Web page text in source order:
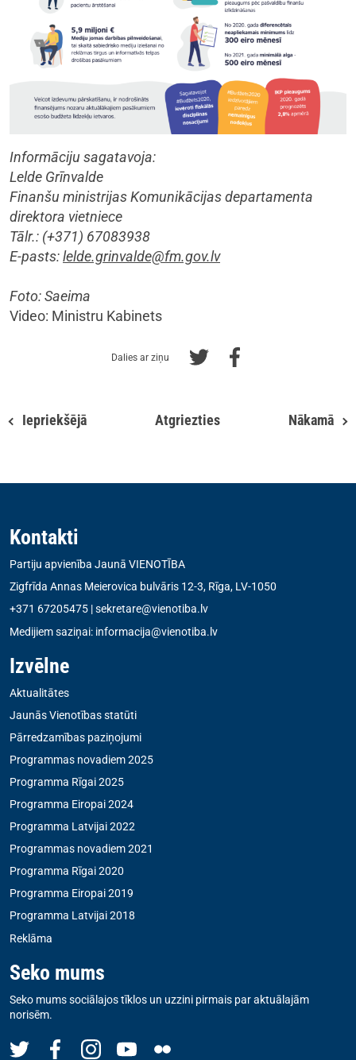
Informāciju sagatavoja:
Lelde Grīnvalde
Finanšu ministrijas Komunikācijas departamenta
direktora vietniece
Tālr.: (+371) 67083938
E-pasts:lelde.grinvalde@fm.gov.lv
Foto: Saeima
Video: Ministru Kabinets
Dalies ar ziņu
Iepriekšējā Atgriezties Nākamā
Kontakti
Partiju apvienība Jaunā VIENOTĪBA
Zigfrīda Annas Meierovica bulvāris 12-3, Rīga, LV-1050
+371 67205475 |sekretare@vienotiba.lv
Medijiem saziņai: informacija@vienotiba.lv
Izvēlne
Aktualitātes
Jaunās Vienotības statūti
Pārredzamības paziņojumi
Programmas novadiem 2025
Programma Rīgai 2025
Programma Eiropai 2024
Programma Latvijai 2022
Programmas novadiem 2021
Programma Rīgai 2020
Programma Eiropai 2019
Programma Latvijai 2018
Reklāma
Seko mums
Seko mums sociālajos tīklos un uzzini pirmais par aktuālajām
norisēm.